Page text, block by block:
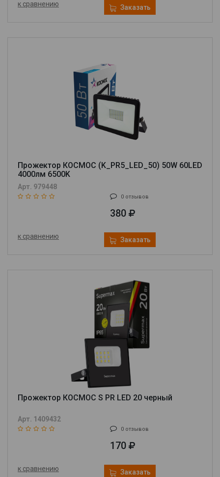
к сравнению Заказать
Прожектор КОСМОС (K_PR5_LED_50) 50W 60LED
4000лм 6500K
Арт. 979448
0 отзывов
380
к сравнению Заказать
Прожектор КОСМОС S PR LED 20 черный
Арт. 1409432
0 отзывов
170
к сравнению Заказать